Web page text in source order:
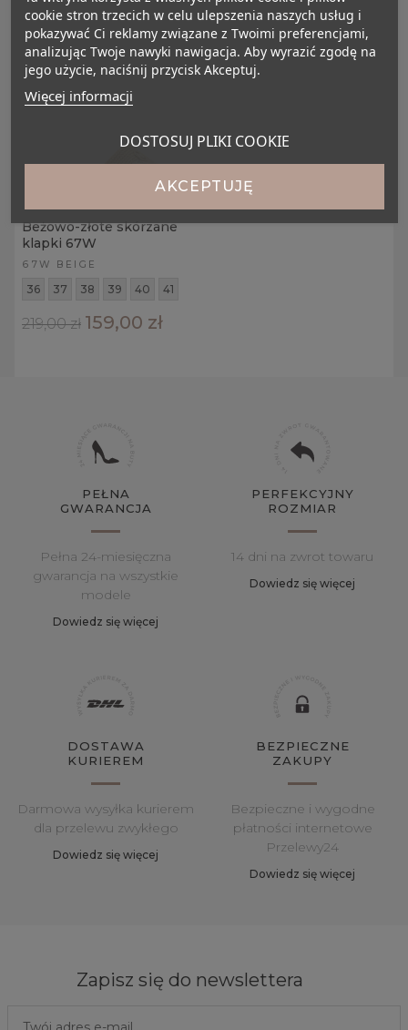
Beżowo-złote skórzane
klapki 67W
67W BEIGE
36 37 38 39 40 41
219,00 zł 159,00 zł
PEŁNA
GWARANCJA
Pełna 24-miesięczna
gwarancja na wszystkie
modele
Dowiedz się więcej
PERFEKCYJNY
ROZMIAR
14 dni na zwrot towaru
Dowiedz się więcej
DOSTAWA
KURIEREM
Darmowa wysyłka kurierem
dla przelewu zwykłego
Dowiedz się więcej
BEZPIECZNE
ZAKUPY
Bezpieczne i wygodne
płatności internetowe
Przelewy24
Dowiedz się więcej
Zapisz się do newslettera
cookie stron trzecich w celu ulepszenia naszych usług i
pokazywać Ci reklamy związane z Twoimi preferencjami,
analizując Twoje nawyki nawigacja. Aby wyrazić zgodę na
jego użycie, naciśnij przycisk Akceptuj.
Więcej informacji
DOSTOSUJ PLIKI COOKIE
AKCEPTUJĘ